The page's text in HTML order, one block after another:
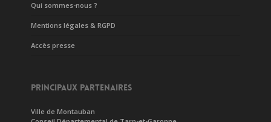
Qui sommes-nous ?
Mentions légales & RGPD
Accès presse
PRINCIPAUX PARTENAIRES
Ville de Montauban